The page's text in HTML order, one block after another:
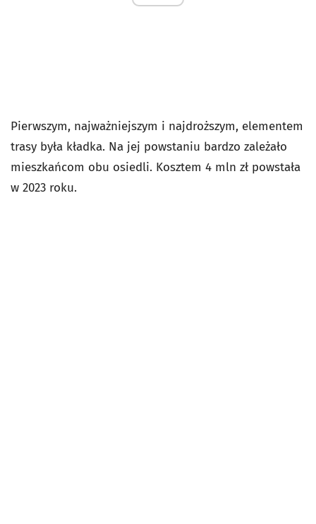
Pierwszym, najważniejszym i najdroższym, elementem
trasy była kładka. Na jej powstaniu bardzo zależało
mieszkańcom obu osiedli. Kosztem 4 mln zł powstała
w 2023 roku.